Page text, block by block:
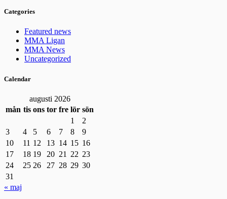
Categories
Featured news
MMA Ligan
MMA News
Uncategorized
Calendar
augusti 2026
mån tis ons tor fre lör sön
1
2
3
4 5 6 7 8
9
10
11 12 13 14 15 16
17
18 19 20 21 22 23
24
25 26 27 28 29 30
31
« maj